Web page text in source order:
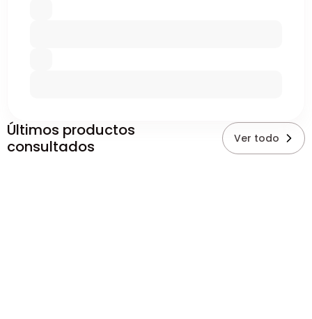
Últimos productos
consultados
Ver todo